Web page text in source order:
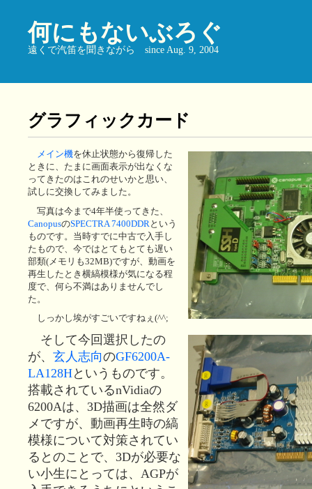
何にもないぶろぐ
遠くで汽笛を聞きながら since Aug. 9, 2004
グラフィックカード
メイン機を休止状態から復帰した
ときに、たまに画面表示が出なくな
ってきたのはこれのせいかと思い、
試しに交換してみました。
写真は今まで4年半使ってきた、
CanopusのSPECTRA 7400DDR という
ものです。当時すでに中古で入手し
たもので、今ではとてもとても遅い
部類(メモリも32MB)ですが、動画を
再生したとき横縞模様が気になる程
度で、何ら不満はありませんでし
た。
しっかし埃がすごいですねぇ(^^;
そして今回選択したの
が、 玄人志向のGF6200A-
LA128Hというものです。
搭載されているnVidiaの
6200Aは、3D描画は全然ダ
メですが、動画再生時の縞
模様について対策されてい
るとのことで、3Dが必要な
い小生にとっては、AGPが